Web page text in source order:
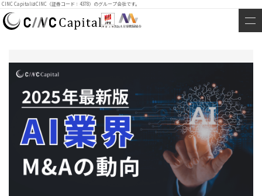
CINC CapitalはCINC（証券コード：4378）のグループ会社です。